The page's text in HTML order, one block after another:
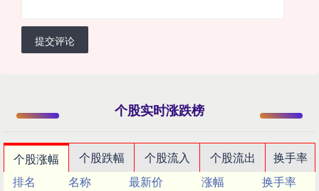
提交评论
个股实时涨跌榜
个股涨幅 个股跌幅 个股流入 个股流出
换手率
排名
名称 最新价 涨幅
换手率